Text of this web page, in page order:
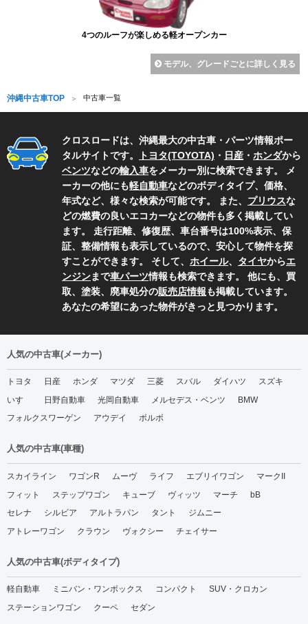
4つのルーフが楽しめる軽オープンカー
モデル、グレードごとに詳しく見る
沖縄中古車TOP 中古車一覧
クロスロードは、沖縄最大の中古車・パーツ情報ポー
タルサイトです。
トヨタ(TOYOTA) ・ 日産 ・ ホンダから
ベンツなどの輸入車をメーカー別に検索できます。 メ
ーカーの他にも軽自動車などのボディタイプ、価格、
年式など、様々な検索が可能です。 また、 プリウスな
どの燃費の良いエコカーなどの物件も多く掲載してい
ます。 走行距離、修復歴、車台番号は100%表示、保
証、整備情報も表示しているので、安心して物件を探
すことができます。 そして、 ホイール、 タイヤからエ
ンジンまで車パーツ情報も検索できます。 他にも、買
取、塗装、廃車処分の販売店情報も掲載しています。
あなたの希望にあった物件がきっと見つかります。
人気の中古車(メーカー)
トヨタ 日産 ホンダ マツダ 三菱 スバル ダイハツ
スズキ
いすゞ
日野自動車 光岡自動車 メルセデス・ベンツ
BMW
フォルクスワーゲン
アウデイ ボルボ
人気の中古車(車種)
スカイライン ワゴンR ムーヴ ライフ エブリイワゴン
マークII
フィット
ステップワゴン キューブ ヴィッツ マーチ
bB
セレナ
シルビア アルトラパン タント
ジムニー
アトレーワゴン
クラウン ヴォクシー チェイサー
人気の中古車(ボディタイプ)
軽自動車 ミニバン・ワンボックス コンパクト
SUV・クロカン
ステーションワゴン
クーペ セダン